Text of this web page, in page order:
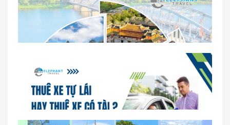
Dịch vụ thuê xe 16 chỗ tại Huế 2026